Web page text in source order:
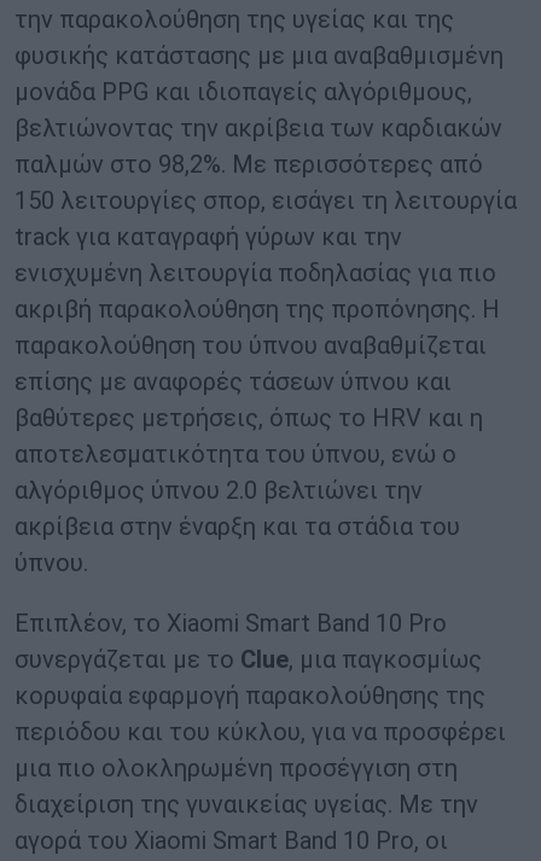
την παρακολούθηση της υγείας και της
φυσικής κατάστασης με μια αναβαθμισμένη
μονάδα PPG και ιδιοπαγείς αλγόριθμους,
βελτιώνοντας την ακρίβεια των καρδιακών
παλμών στο 98,2%. Με περισσότερες από
150 λειτουργίες σπορ, εισάγει τη λειτουργία
track για καταγραφή γύρων και την
ενισχυμένη λειτουργία ποδηλασίας για πιο
ακριβή παρακολούθηση της προπόνησης. Η
παρακολούθηση του ύπνου αναβαθμίζεται
επίσης με αναφορές τάσεων ύπνου και
βαθύτερες μετρήσεις, όπως το HRV και η
αποτελεσματικότητα του ύπνου, ενώ ο
αλγόριθμος ύπνου 2.0 βελτιώνει την
ακρίβεια στην έναρξη και τα στάδια του
ύπνου.
Επιπλέον, το Xiaomi Smart Band 10 Pro
συνεργάζεται με το Clue, μια παγκοσμίως
κορυφαία εφαρμογή παρακολούθησης της
περιόδου και του κύκλου, για να προσφέρει
μια πιο ολοκληρωμένη προσέγγιση στη
διαχείριση της γυναικείας υγείας. Με την
αγορά του Xiaomi Smart Band 10 Pro, οι